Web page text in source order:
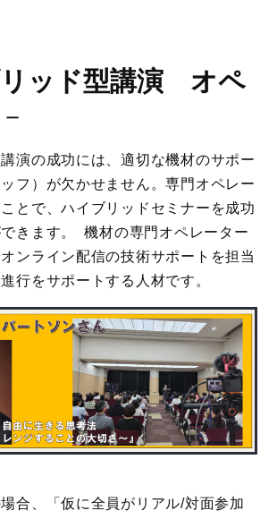
ッド型講演 オペ
－
演の成功には、適切な機材のサポー
フ）が欠かせません。専門オペレー
とで、ハイブリッドセミナーを成功
きます。 機材の専門オペレーター
ンライン配信の技術サポートを担当
行をサポートする人材です。
合、「仮に全員がリアル/対面参加